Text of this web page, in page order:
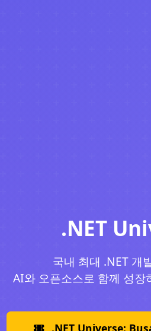
.NET
국내 최대 .NET 개
AI와 오픈소스로 함께 성장
.NET Universe: